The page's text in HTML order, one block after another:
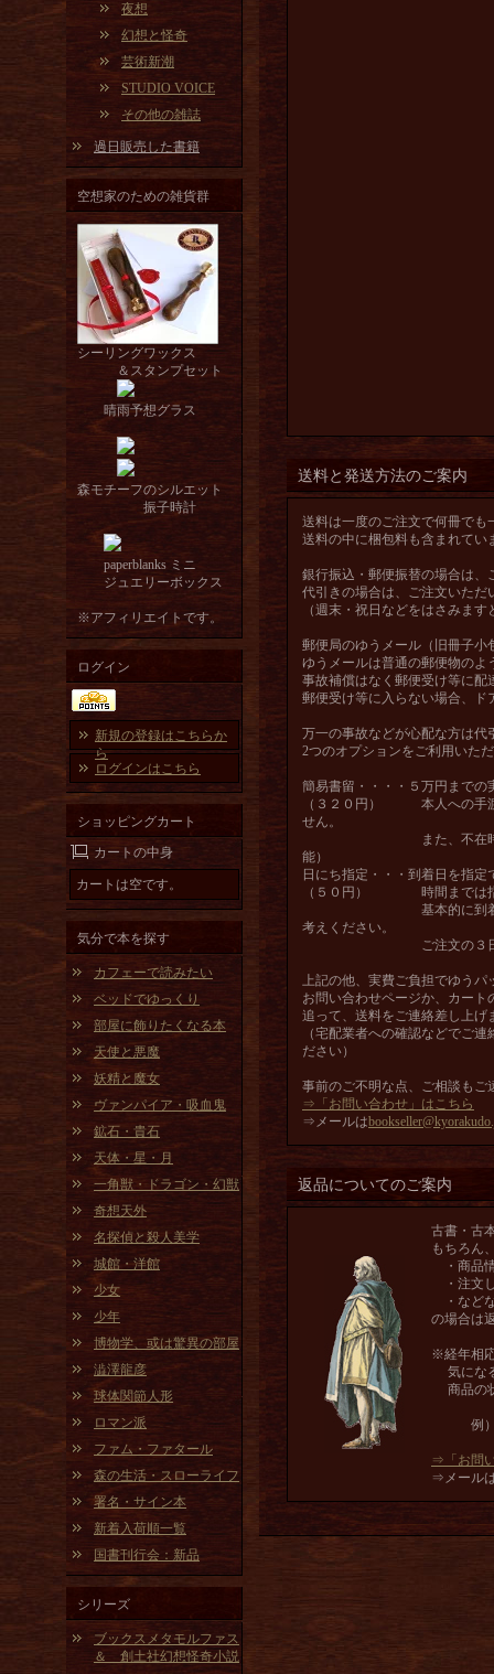
夜想
幻想と怪奇
芸術新潮
STUDIO VOICE
その他の雑誌
過日販売した書籍
空想家のための雑貨群
シーリングワックス
＆スタンプセット
晴雨予想グラス
森モチーフのシルエット
振子時計
paperblanks ミニ
ジュエリーボックス
※アフィリエイトです。
ログイン
新規の登録はこちらか
ら
ログインはこちら
ショッピングカート
カートの中身
カートは空です。
気分で本を探す
カフェーで読みたい
ベッドでゆっくり
部屋に飾りたくなる本
天使と悪魔
妖精と魔女
ヴァンパイア・吸血鬼
鉱石・貴石
天体・星・月
一角獣・ドラゴン・幻獣
奇想天外
名探偵と殺人美学
城館・洋館
少女
少年
博物学、或は驚異の部屋
澁澤龍彦
球体関節人形
ロマン派
ファム・ファタール
森の生活・スローライフ
署名・サイン本
新着入荷順一覧
国書刊行会：新品
シリーズ
ブックスメタモルファス
＆ 創土社幻想怪奇小説
送料と発送方法のご案内
送料は一度のご注文で何冊でも
送料の中に梱包料も含まれてい
銀行振込・郵便振替の場合は、
代引きの場合は、ご注文いただ
（週末・祝日などをはさみま
郵便局のゆうメール（旧冊子小
ゆうメールは普通の郵便物のよ
事故補償はなく郵便受け等に配
郵便受け等に入らない場合、ド
万一の事故などが心配な方は代
2つのオプションをご利用いた
簡易書留・・・・５万円までの
（３２０円） 本人への手渡
せん。
また、不在時の再配送
能）
日にち指定・・・到着日を指
（５０円） 時間までは指
基本的に到着を早くす
考えください。
ご注文の３日後から起
上記の他、実費ご負担でゆうパ
お問い合わせページか、カー
追って、送料をご連絡差し上げ
（宅配業者への確認などでご
ださい）
事前のご不明な点、ご相談もご
⇒「お問い合わせ」はこちら
⇒メールは
返品についてのご案内
古書・古
もちろん
・商品
・注文
・など
の場合は
※経年相
気にな
商品の
例）表
⇒「お問
⇒メール